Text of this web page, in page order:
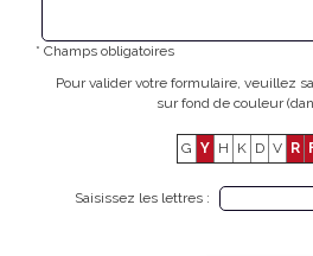
* Champs obligatoires
Pour valider votre formulaire, veuillez
sur fond de couleur
G Y H K D V R
Saisissez les lettres :